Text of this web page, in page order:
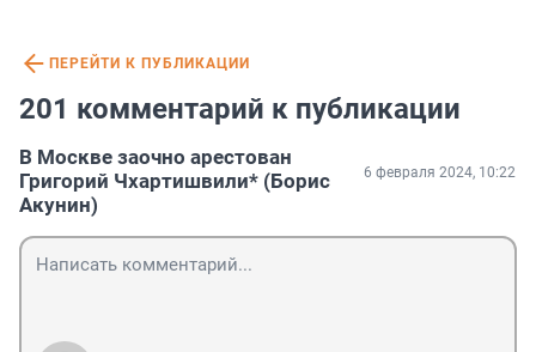
ПЕРЕЙТИ К ПУБЛИКАЦИИ
201 комментарий к публикации
В Москве заочно арестован
Григорий Чхартишвили* (Борис
Акунин)
6 февраля 2024, 10:22